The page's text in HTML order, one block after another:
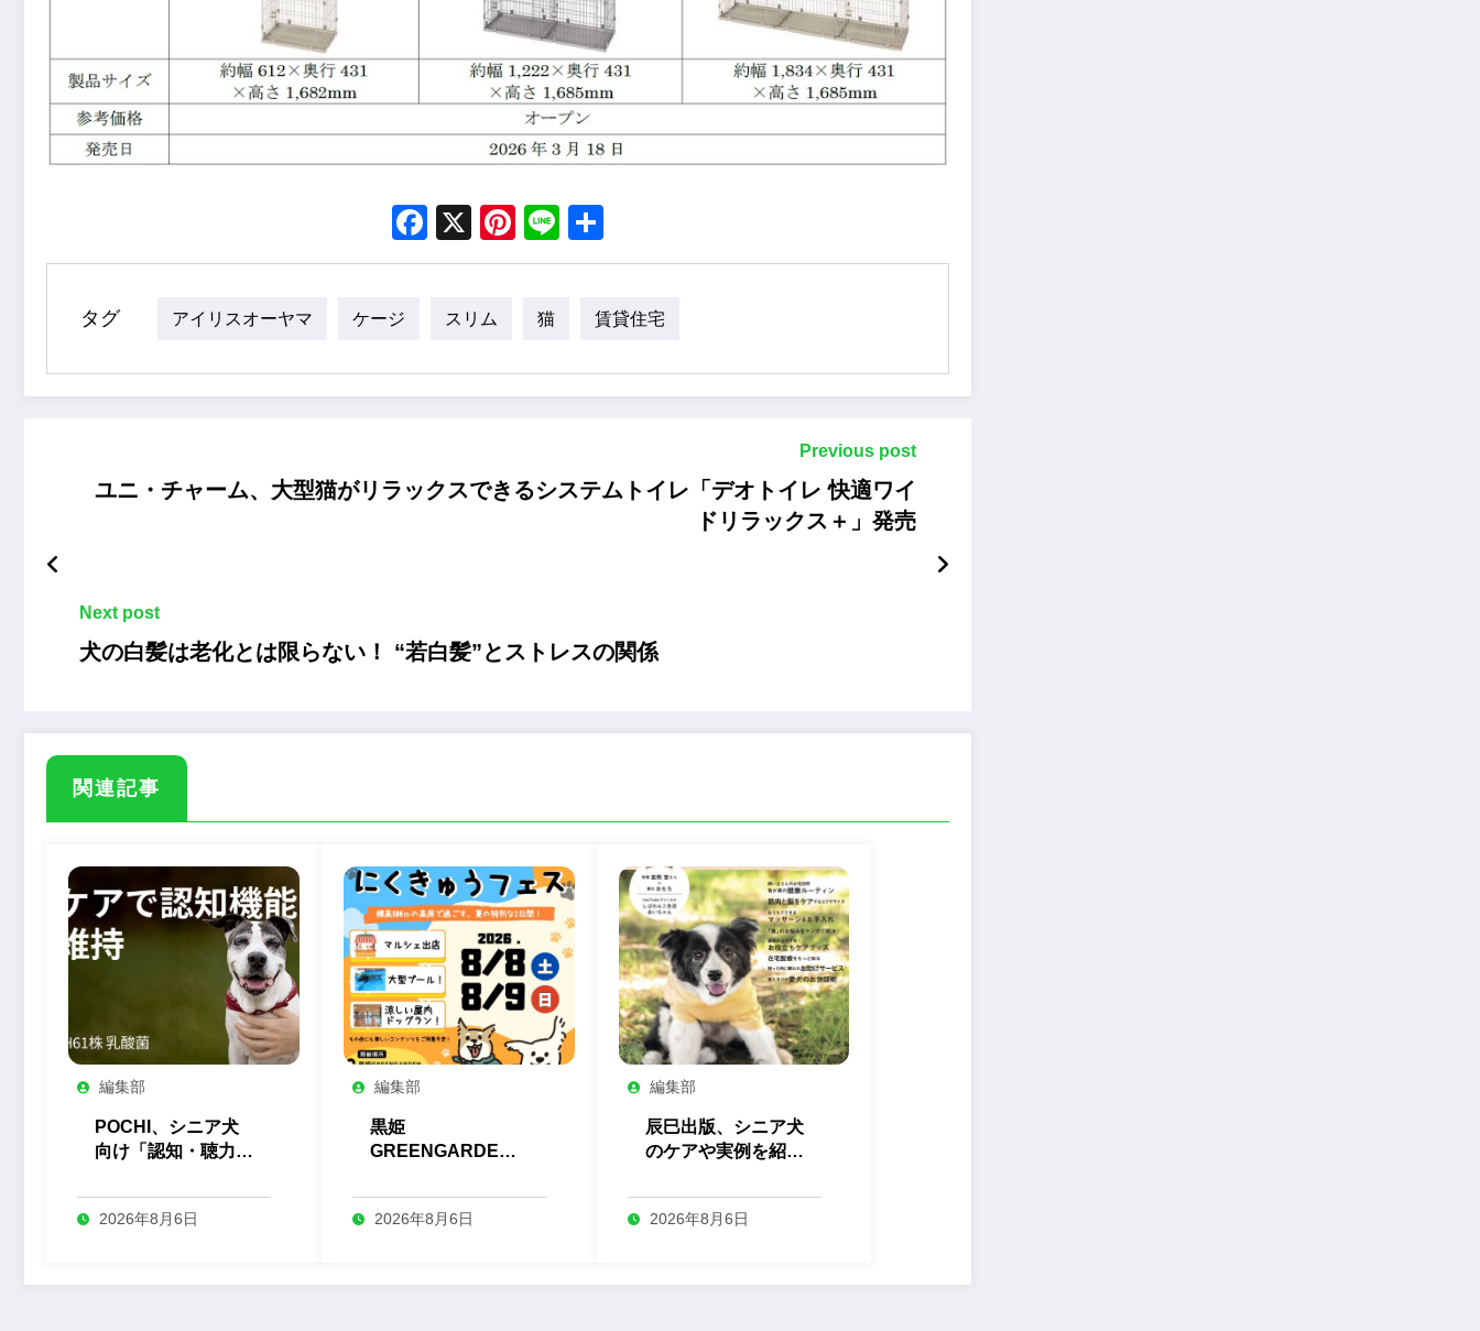
Facebook
X Pinterest
Line
タグ アイリスオーヤマ ケージ スリム 猫 賃貸住宅
Previous post
ユニ・チャーム、大型猫がリラックスできるシステムトイレ「デオトイレ 快適ワイ
ドリラックス＋」発売
Next post
犬の白髪は老化とは限らない！ “若白髪”とストレスの関係
関連記事
編集部
POCHI、シニア犬
向け「認知・聴力
プリを発売
2026年8月6日
編集部
黒姫
GREENGARDEN
にくきゅうフェス」
を8月に開催
2026年8月6日
編集部
辰巳出版、シニア犬
のケアや実例を紹介
ア犬生活』を発売
2026年8月6日